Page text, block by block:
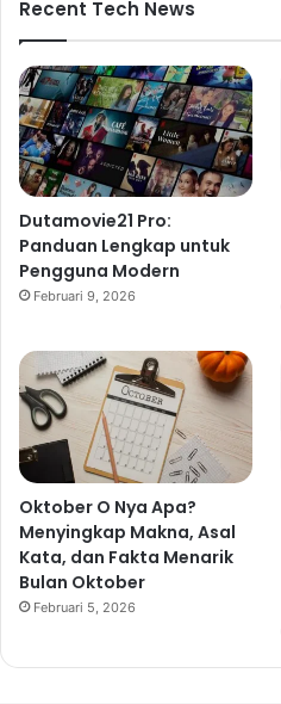
Recent Tech News
Dutamovie21 Pro:
Panduan Lengkap untuk
Pengguna Modern
Februari 9, 2026
Oktober O Nya Apa?
Menyingkap Makna, Asal
Kata, dan Fakta Menarik
Bulan Oktober
Februari 5, 2026